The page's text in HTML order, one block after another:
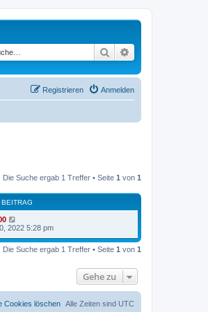
Suche
Anmelden
Registrieren
Die Suche ergab 1 Treffer • Seite 1 von 1
2022 5:28 pm
Die Suche ergab 1 Treffer • Seite 1 von 1
Gehe zu
Alle Zeiten sind UTC
Cookies löschen